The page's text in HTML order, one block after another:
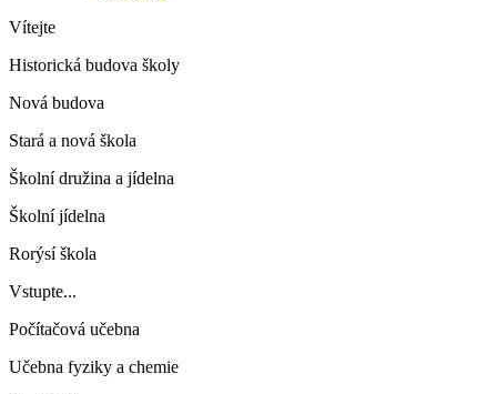
Vítejte
Historická budova školy
Nová budova
Stará a nová škola
Školní družina a jídelna
Školní jídelna
Rorýsí škola
Vstupte...
Počítačová učebna
Učebna fyziky a chemie